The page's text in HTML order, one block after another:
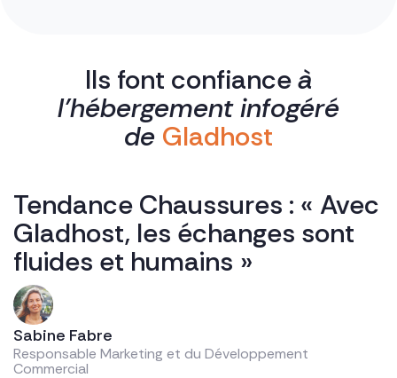
Ils font confianceà
l’hébergement infogéré
de Gladhost
Tendance Chaussures : « Avec
Gladhost, les échanges sont
fluides et humains »
Sabine Fabre
Responsable Marketing et du Développement
Commercial